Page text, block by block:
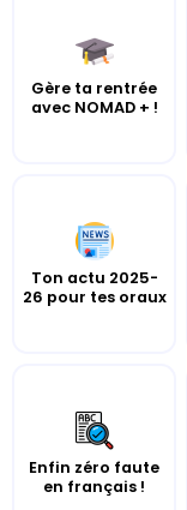
Gère ta rentrée
avec NOMAD + !
Ton actu 2025-
26 pour tes oraux
Enfin zéro faute
en français !